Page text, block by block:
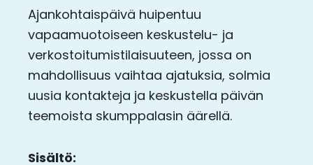
Ajankohtaispäivä huipentuu
vapaamuotoiseen keskustelu- ja
verkostoitumistilaisuuteen, jossa on
mahdollisuus vaihtaa ajatuksia, solmia
uusia kontakteja ja keskustella päivän
teemoista skumppalasin äärellä.
Sisältö: